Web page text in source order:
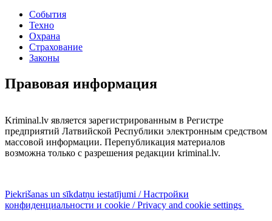
События
Техно
Охрана
Страхование
Законы
Правовая информация
Kriminal.lv является зарегистрированным в Регистре
предприятий Латвийской Республики электронным средством
массовой информации. Перепубликация материалов
возможна только с разрешения редакции kriminal.lv.
Piekrišanas un sīkdatņu iestatījumi / Настройки
конфиденциальности и cookie / Privacy and cookie settings